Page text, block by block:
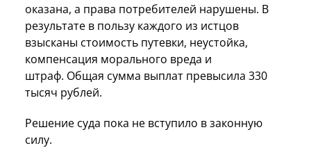
оказана, а права потребителей нарушены. В
результате в пользу каждого из истцов
взысканы стоимость путевки, неустойка,
компенсация морального вреда и
штраф. Общая сумма выплат превысила 330
тысяч рублей.
Решение суда пока не вступило в законную
силу.